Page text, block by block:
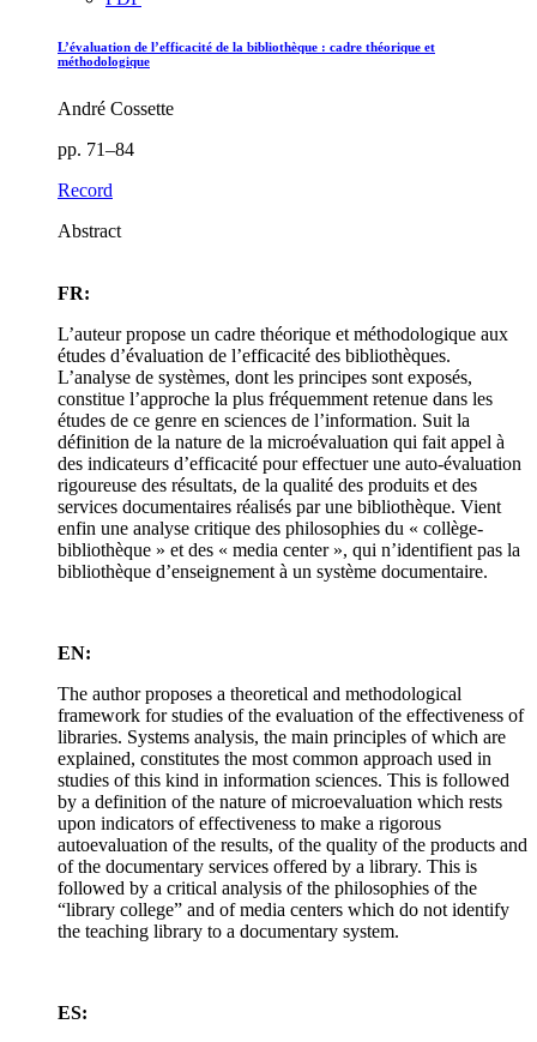
L’évaluation de l’efficacité de la bibliothèque : cadre théorique et
méthodologique
André Cossette
pp. 71–84
Record
Abstract
FR:
L’auteur propose un cadre théorique et méthodologique aux
études d’évaluation de l’efficacité des bibliothèques.
L’analyse de systèmes, dont les principes sont exposés,
constitue l’approche la plus fréquemment retenue dans les
études de ce genre en sciences de l’information. Suit la
définition de la nature de la microévaluation qui fait appel à
des indicateurs d’efficacité pour effectuer une auto-évaluation
rigoureuse des résultats, de la qualité des produits et des
services documentaires réalisés par une bibliothèque. Vient
enfin une analyse critique des philosophies du « collège-
bibliothèque » et des « media center », qui n’identifient pas la
bibliothèque d’enseignement à un système documentaire.
EN:
The author proposes a theoretical and methodological
framework for studies of the evaluation of the effectiveness of
libraries. Systems analysis, the main principles of which are
explained, constitutes the most common approach used in
studies of this kind in information sciences. This is followed
by a definition of the nature of microevaluation which rests
upon indicators of effectiveness to make a rigorous
autoevaluation of the results, of the quality of the products and
of the documentary services offered by a library. This is
followed by a critical analysis of the philosophies of the
“library college” and of media centers which do not identify
the teaching library to a documentary system.
ES: